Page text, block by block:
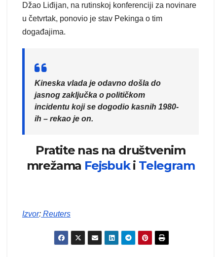
Džao Liđijan, na rutinskoj konferenciji za novinare
u četvrtak, ponovio je stav Pekinga o tim
događajima.
Kineska vlada je odavno došla do
jasnog zaključka o političkom
incidentu koji se dogodio kasnih 1980-
ih – rekao je on.
Pratite nas na društvenim
mrežama Fejsbuki Telegram
Izvor: Reuters